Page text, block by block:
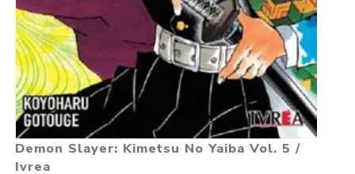
Demon Slayer: Kimetsu No Yaiba Vol. 5 /
Ivrea